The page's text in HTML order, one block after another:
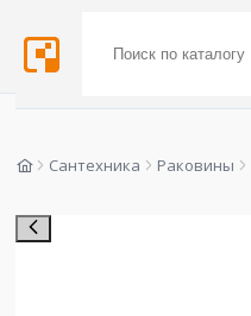
Сантехника Раковины